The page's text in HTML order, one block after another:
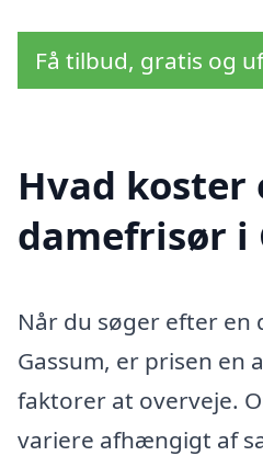
Få tilbud, gratis og
Hvad koster
damefrisør i
Når du søger efter en
Gassum, er prisen en
faktorer at overveje.
variere afhængigt af